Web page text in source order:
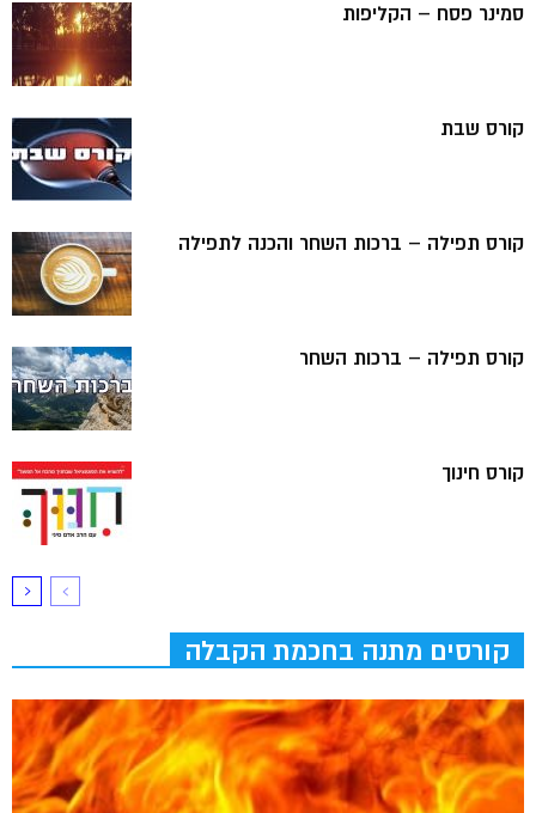
סמינר פסח – הקליפות
קורס שבת
קורס תפילה – ברכות השחר והכנה לתפילה
קורס תפילה – ברכות השחר
קורס חינוך
קורסים מתנה בחכמת הקבלה